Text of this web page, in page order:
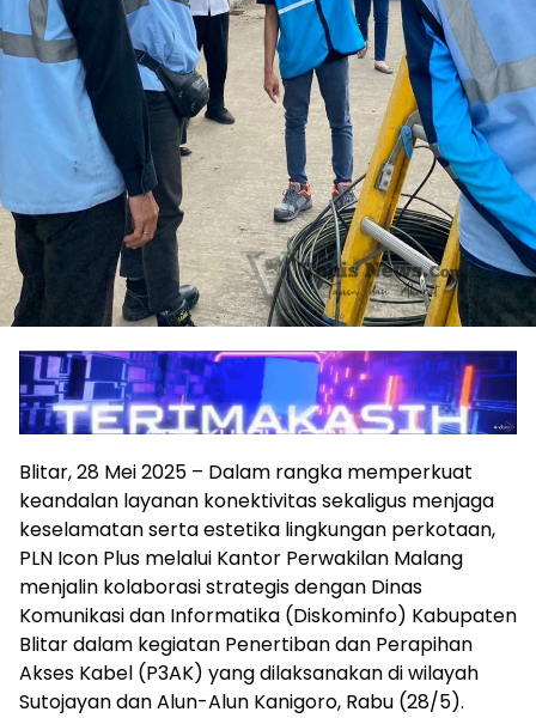
Blitar, 28 Mei 2025 – Dalam rangka memperkuat
keandalan layanan konektivitas sekaligus menjaga
keselamatan serta estetika lingkungan perkotaan,
PLN Icon Plus melalui Kantor Perwakilan Malang
menjalin kolaborasi strategis dengan Dinas
Komunikasi dan Informatika (Diskominfo) Kabupaten
Blitar dalam kegiatan Penertiban dan Perapihan
Akses Kabel (P3AK) yang dilaksanakan di wilayah
Sutojayan dan Alun-Alun Kanigoro, Rabu (28/5).